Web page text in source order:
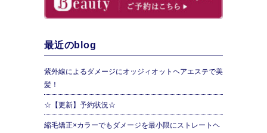
最近のblog
紫外線によるダメージにオッジィオットヘアエステで美
髪！
☆【更新】予約状況☆
縮毛矯正×カラーでもダメージを最小限にストレートヘ